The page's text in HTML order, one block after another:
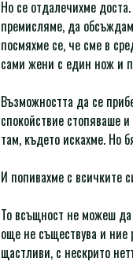
Но се отдалечихме
премисляме, да
посмяхме се, че сме в
сами жени с един нож и
Възможността да се
спокойствие стопяваше
там, където искахме. Но
И попивахме с всичките
То всъщност не можеш да
още не съществува и ние
щастливи, с нескрито